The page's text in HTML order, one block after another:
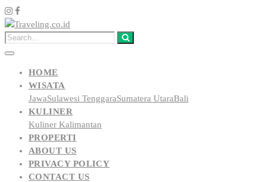
HOME
WISATA
JawaSulawesi TenggaraSumatera UtaraBali
KULINER
Kuliner Kalimantan
PROPERTI
ABOUT US
PRIVACY POLICY
CONTACT US